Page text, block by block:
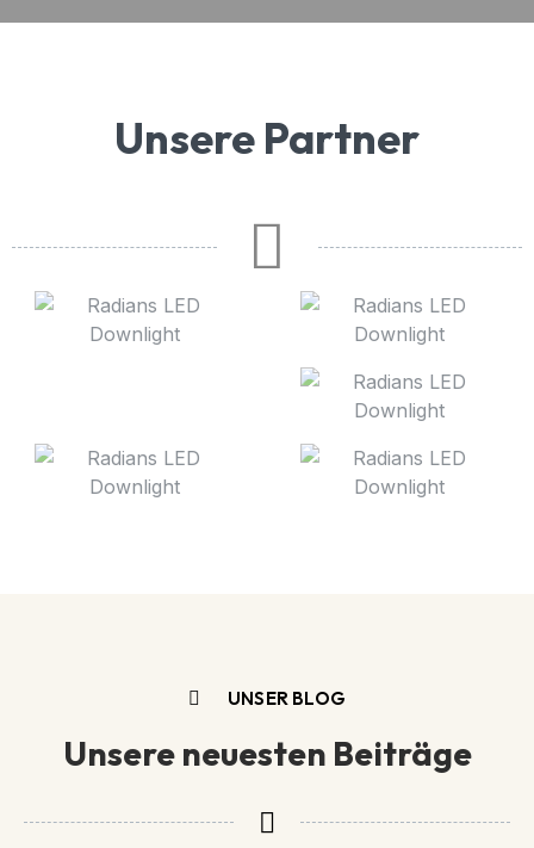
Unsere Partner
UNSER BLOG
Unsere neuesten Beiträge